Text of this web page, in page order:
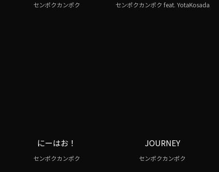
センポクカンポク センポクカンポク feat. YotaKosada
にーはお！
センポクカンポク
JOURNEY
センポクカンポク